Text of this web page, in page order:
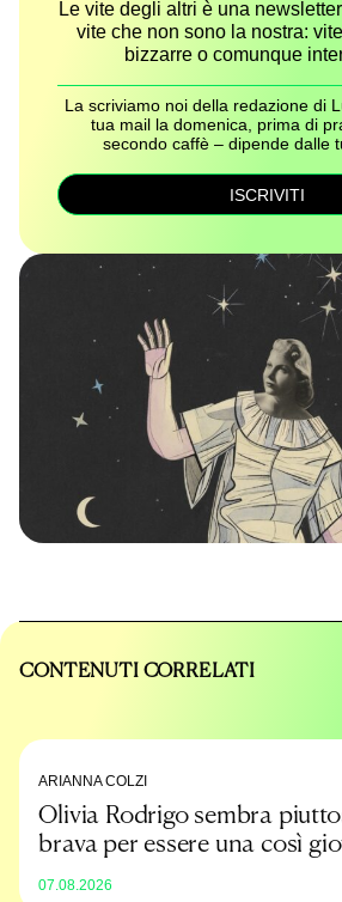
Le vite degli altri è una
vite che non sono la nostra:
bizzarre o comunque
La scriviamo noi della redazione di
tua mail la domenica, prima di
secondo caffè – dipende dalle
ISCRIVITI
CONTENUTI CORRELATI
ARIANNA COLZI
Olivia Rodrigo sembra
brava per essere una così
promessa
07.08.2026